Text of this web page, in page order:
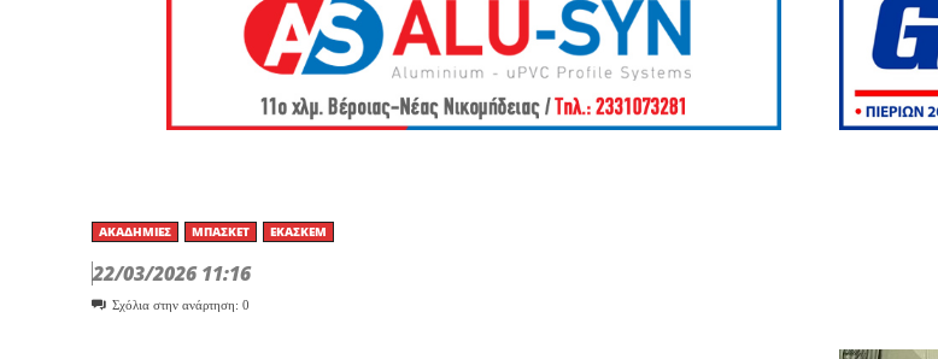
ΑΚΑΔΗΜΊΕΣ ΜΠΆΣΚΕΤ ΕΚΑΣΚΕΜ
22/03/2026 11:16
Σχόλια στην ανάρτηση: 0